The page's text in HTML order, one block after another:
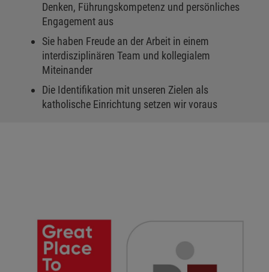
Denken, Führungskompetenz und persönliches
Engagement aus
Sie haben Freude an der Arbeit in einem
interdisziplinären Team und kollegialem
Miteinander
Die Identifikation mit unseren Zielen als
katholische Einrichtung setzen wir voraus